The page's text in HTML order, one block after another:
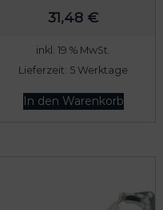
31,48 €
inkl. 19 % MwSt.
Lieferzeit: 5 Werktage
In den Warenkorb